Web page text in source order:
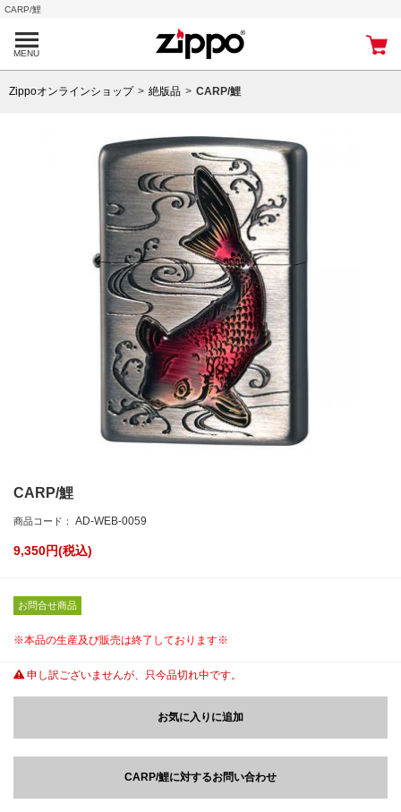
CARP/鯉
MENU
Zippoオンラインショップ 絶版品 CARP/鯉
CARP/鯉
商品コード： AD-WEB-0059
9,350円(税込)
お問合せ商品
※本品の生産及び販売は終了しております※
申し訳ございませんが、只今品切れ中です。
お気に入りに追加
CARP/鯉に対するお問い合わせ